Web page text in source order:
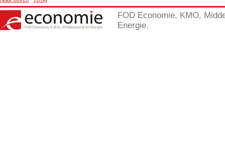
FOD Economie, KMO,
Energie.